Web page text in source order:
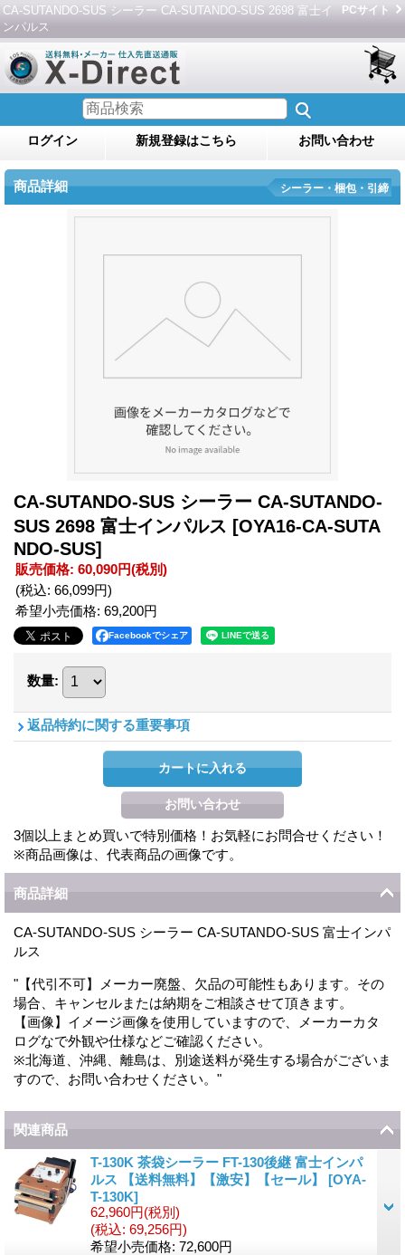
CA-SUTANDO-SUS シーラー CA-SUTANDO-SUS 2698 富士イ
ンパルス
PCサイト
ログイン 新規登録はこちら お問い合わせ
商品詳細 シーラー・梱包・引締
CA-SUTANDO-SUS シーラー CA-SUTANDO-
SUS 2698 富士インパルス [OYA16-CA-SUTA
NDO-SUS]
販売価格: 60,090円(税別)
(税込: 66,099円)
希望小売価格: 69,200円
Facebookでシェア
数量:
返品特約に関する重要事項
3個以上まとめ買いで特別価格！お気軽にお問合せください！
※商品画像は、代表商品の画像です。
商品詳細
CA-SUTANDO-SUS シーラー CA-SUTANDO-SUS 富士インパ
ルス
"【代引不可】メーカー廃盤、欠品の可能性もあります。その
場合、キャンセルまたは納期をご相談させて頂きます。
【画像】イメージ画像を使用していますので、メーカーカタ
ログなで外観や仕様などご確認ください。
※北海道、沖縄、離島は、別途送料が発生する場合がございま
すので、お問い合わせください。"
関連商品
T-130K 茶袋シーラー FT-130後継 富士インパ
ルス 【送料無料】【激安】【セール】 [OYA-
T-130K]
62,960円(税別)
(税込: 69,256円)
希望小売価格: 72,600円